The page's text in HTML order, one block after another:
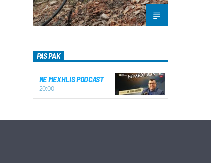
PAS PAK
NE MEXHLIS PODCAST
20:00